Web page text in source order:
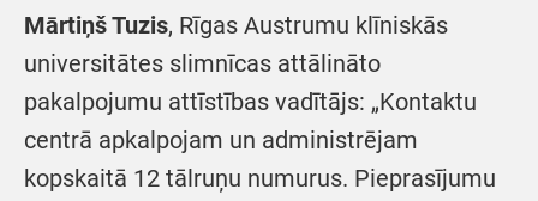
Mārtiņš Tuzis, Rīgas Austrumu klīniskās
universitātes slimnīcas attālināto
pakalpojumu attīstības vadītājs: „Kontaktu
centrā apkalpojam un administrējam
kopskaitā 12 tālruņu numurus. Pieprasījumu